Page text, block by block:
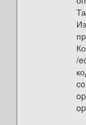
/